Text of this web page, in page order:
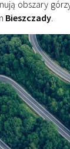
obszary
Bieszczady.